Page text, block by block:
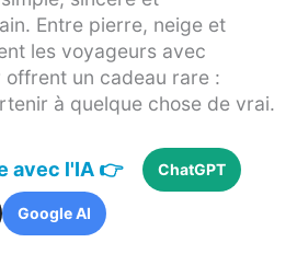
Entre pierre, neige et
les voyageurs avec
un cadeau rare :
à quelque chose de vrai.
avec l'IA 👉 ChatGPT
Google AI